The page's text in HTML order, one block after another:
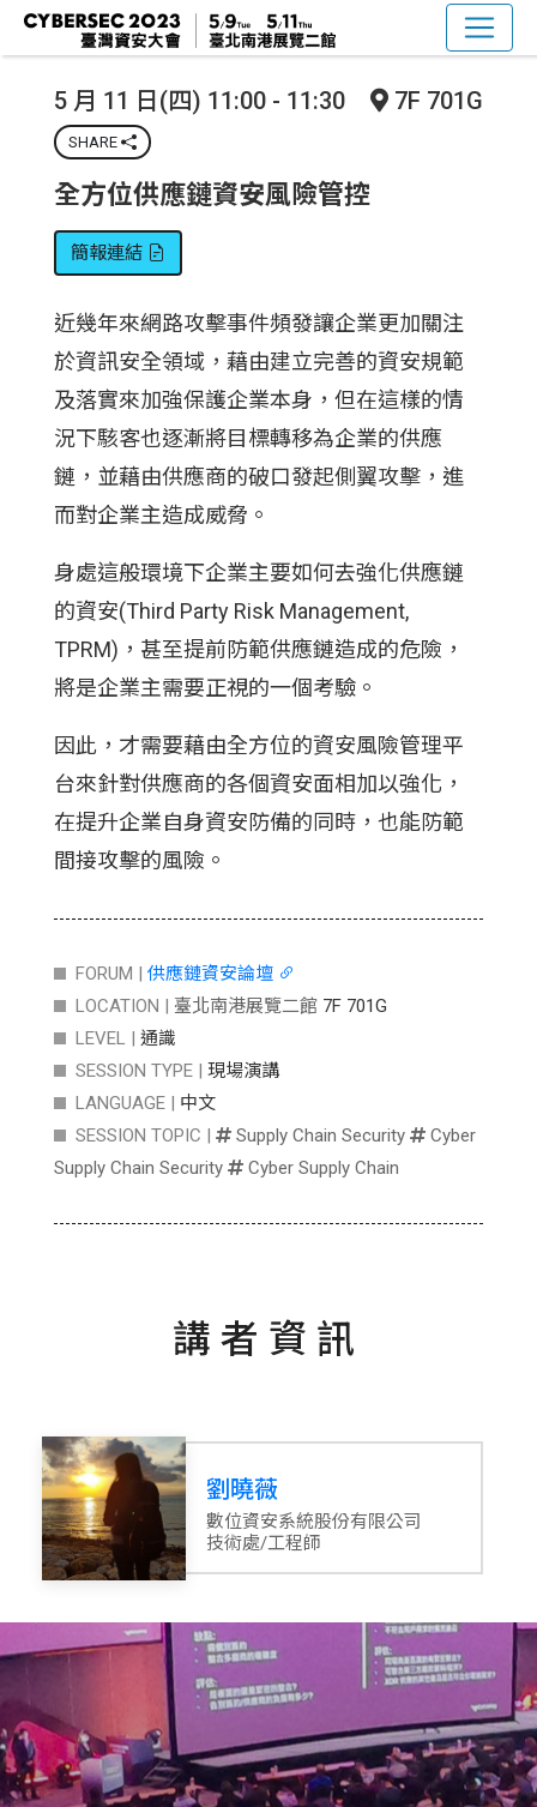
5 月 11 日(四) 11:00 - 11:30 7F 701G
SHARE
全方位供應鏈資安風險管控
簡報連結
近幾年來網路攻擊事件頻發讓企業更加關注
於資訊安全領域，藉由建立完善的資安規範
及落實來加強保護企業本身，但在這樣的情
況下駭客也逐漸將目標轉移為企業的供應
鏈，並藉由供應商的破口發起側翼攻擊，進
而對企業主造成威脅。
身處這般環境下企業主要如何去強化供應鏈
的資安(Third Party Risk Management,
TPRM)，甚至提前防範供應鏈造成的危險，
將是企業主需要正視的一個考驗。
因此，才需要藉由全方位的資安風險管理平
台來針對供應商的各個資安面相加以強化，
在提升企業自身資安防備的同時，也能防範
間接攻擊的風險。
FORUM | 供應鏈資安論壇
LOCATION | 臺北南港展覽二館 7F 701G
LEVEL | 通識
SESSION TYPE | 現場演講
LANGUAGE | 中文
SESSION TOPIC |
Supply Chain Security
Cyber
Supply Chain Security
Cyber Supply Chain
講者資訊
劉曉薇
數位資安系統股份有限公司
技術處/工程師